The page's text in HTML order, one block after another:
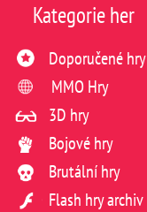
Kategorie her
Doporučené hry
MMO Hry
3D hry
Bojové hry
Brutální hry
Flash hry archiv